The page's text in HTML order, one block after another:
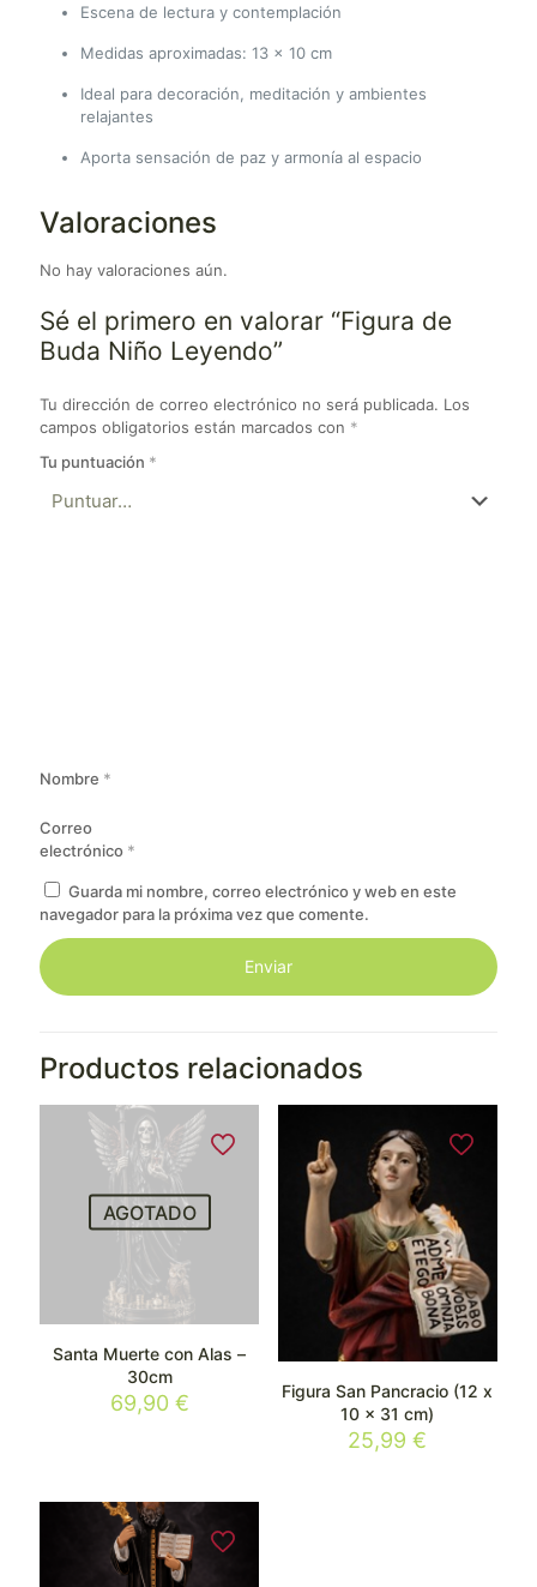
Escena de lectura y contemplación
Medidas aproximadas: 13 × 10 cm
Ideal para decoración, meditación y ambientes
relajantes
Aporta sensación de paz y armonía al espacio
Valoraciones
No hay valoraciones aún.
Sé el primero en valorar “Figura de
Buda Niño Leyendo”
Tu dirección de correo electrónico no será publicada. Los
campos obligatorios están marcados con *
Tu puntuación *
Nombre *
Correo
electrónico *
Guarda mi nombre, correo electrónico y web en este
navegador para la próxima vez que comente.
Productos relacionados
AGOTADO
Santa Muerte con Alas –
30cm
69,90 €
Figura San Pancracio (12 x
10 x 31 cm)
25,99€